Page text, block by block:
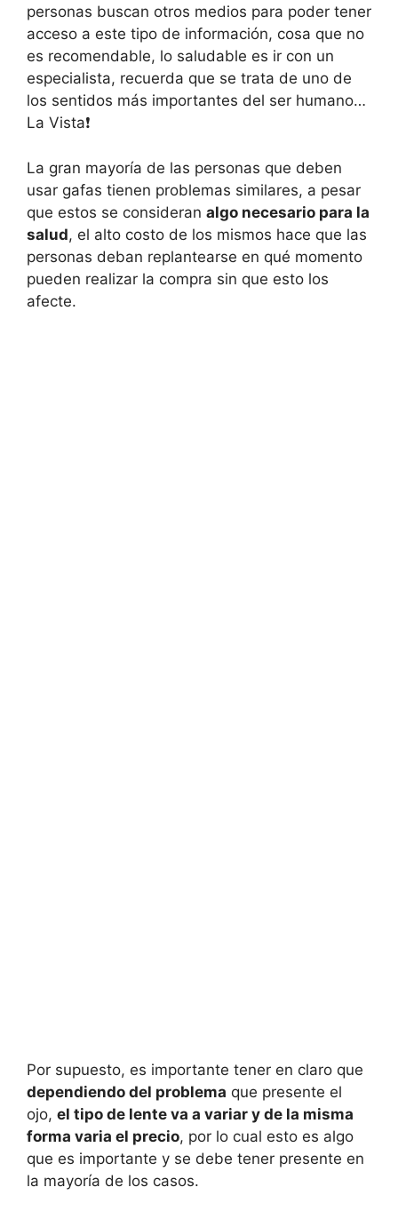
personas buscan otros medios para poder tener
acceso a este tipo de información, cosa que no
es recomendable, lo saludable es ir con un
especialista, recuerda que se trata de uno de
los sentidos más importantes del ser humano…
La Vista❗
La gran mayoría de las personas que deben
usar gafas tienen problemas similares, a pesar
que estos se consideran algo necesario para la
salud, el alto costo de los mismos hace que las
personas deban replantearse en qué momento
pueden realizar la compra sin que esto los
afecte.
Por supuesto, es importante tener en claro que
dependiendo del problema que presente el
ojo, el tipo de lente va a variar y de la misma
forma varia el precio, por lo cual esto es algo
que es importante y se debe tener presente en
la mayoría de los casos.